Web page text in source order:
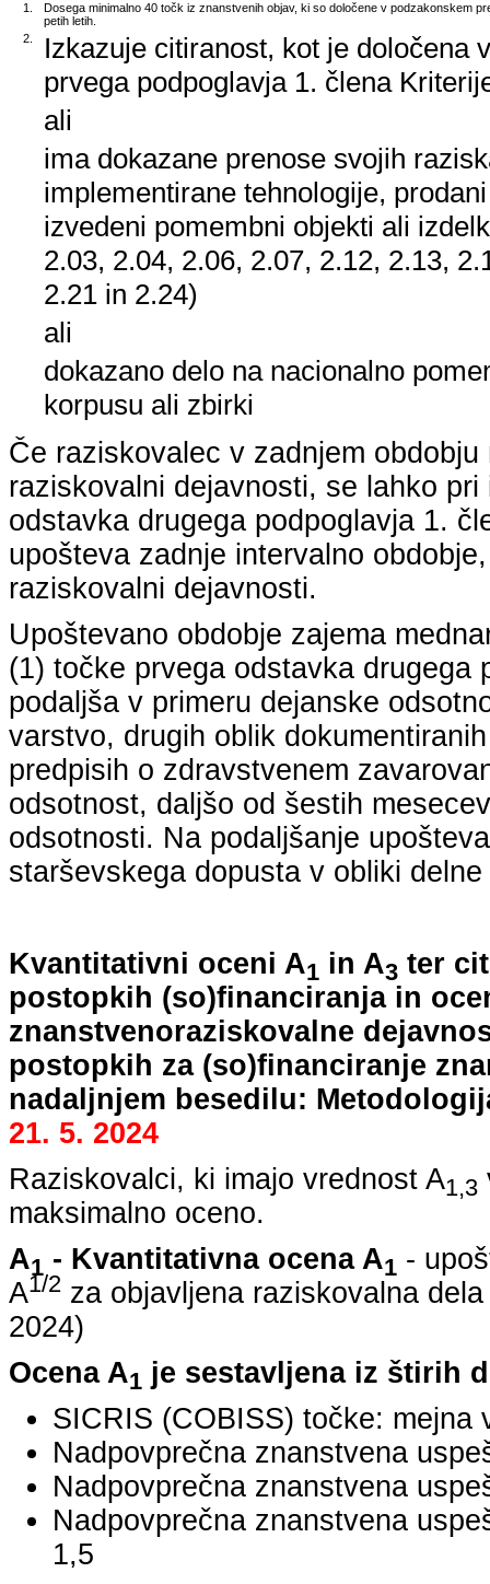
1.
Dosega minimalno 40 točk iz znanstvenih objav, ki so določene v podzakonskem
petih letih.
2.
Izkazuje citiranost, kot je določena
prvega podpoglavja 1. člena
ali
ima dokazane prenose svojih
implementirane tehnologije,
izvedeni pomembni objekti ali
2.03, 2.04, 2.06, 2.07, 2.12, 2.13,
2.21 in 2.24)
ali
dokazano delo na nacionalno
korpusu ali zbirki
Če raziskovalec v zadnjem
raziskovalni dejavnosti, se lahko
odstavka drugega podpoglavja 1.
upošteva zadnje intervalno
raziskovalni dejavnosti.
Upoštevano obdobje zajema
(1) točke prvega odstavka drugega
podaljša v primeru dejanske
varstvo, drugih oblik
predpisih o zdravstvenem
odsotnost, daljšo od šestih
odsotnosti. Na podaljšanje
starševskega dopusta v obliki
Kvantitativni oceni A1 in A3 ter
postopkih (so)financiranja in
znanstvenoraziskovalne
postopkih za (so)financiranje
nadaljnjem besedilu:
21. 5. 2024
Raziskovalci, ki imajo vrednost A1,3
maksimalno oceno.
A1 - Kvantitativna ocena A1 -
A1/2 za objavljena raziskovalna
2024)
Ocena A1 je sestavljena iz štirih
SICRIS (COBISS) točke: mejna
Nadpovprečna znanstvena
Nadpovprečna znanstvena
Nadpovprečna znanstvena
1,5